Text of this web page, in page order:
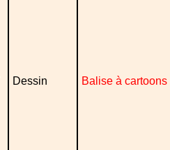
Dessin Balise à cartoons